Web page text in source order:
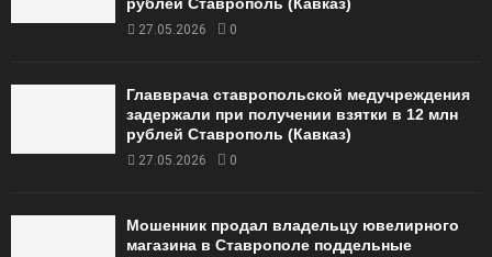
27.05.2026 0
Главврача ставропольской медучреждения
задержали при получении взятки в 12 млн
рублей Ставрополь (Кавказ)
27.05.2026 0
Мошенник продал владельцу ювелирного
магазина в Ставрополе поддельные